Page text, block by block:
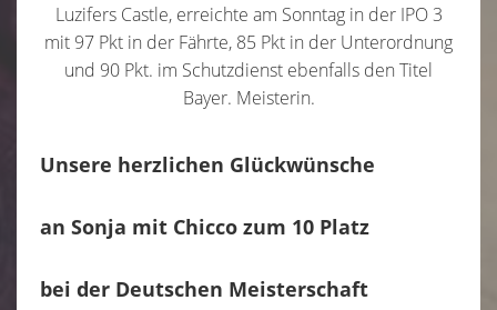
Luzifers Castle, erreichte am Sonntag in der IPO 3
mit 97 Pkt in der Fährte, 85 Pkt in der Unterordnung
und 90 Pkt. im Schutzdienst ebenfalls den Titel
Bayer. Meisterin.
Unsere herzlichen Glückwünsche
an Sonja mit Chicco zum 10 Platz
bei der Deutschen Meisterschaft